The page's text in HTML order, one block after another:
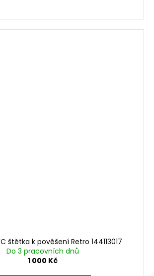
štětka k pověšení Retro 144113017
Do 3 pracovních dnů
1 000 Kč